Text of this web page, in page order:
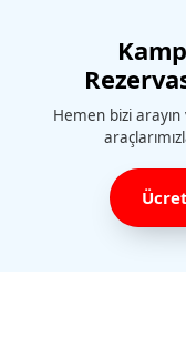
Hemen bizi